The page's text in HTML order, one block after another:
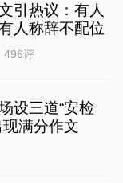
引热议：有人
人称辞不配位
496评
设三道“安检
现满分作文